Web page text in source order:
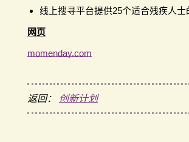
线上搜寻平台提供25个适合残疾人士
网页
momenday.com
返回： 创新计划